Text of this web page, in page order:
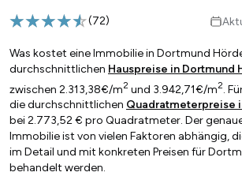
(72)
Was kostet eine Immobilie in Dortmund
durchschnittlichen Hauspreise in Dortmund
zwischen 2.313,38€/m2 und 3.942,71€/m2.
die durchschnittlichen Quadratmeterpreise
bei 2.773,52 € pro Quadratmeter. Der
Immobilie ist von vielen Faktoren abhängig,
im Detail und mit konkreten Preisen für
behandelt werden.